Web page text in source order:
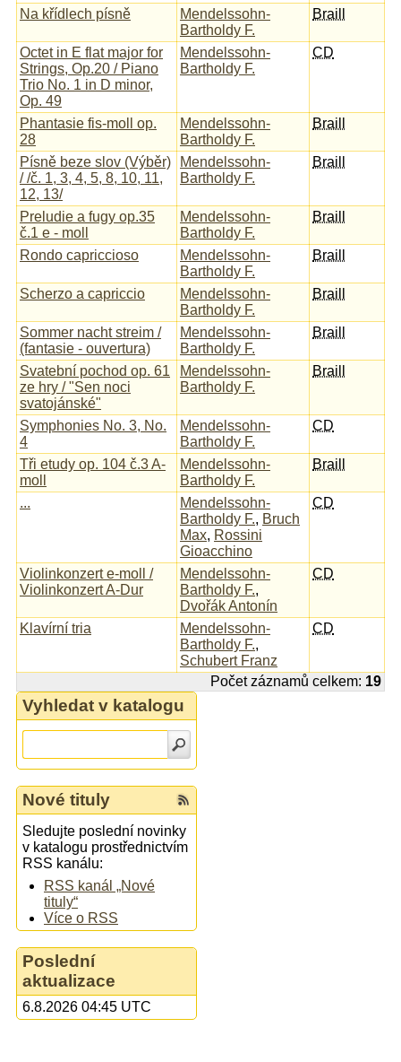
Na křídlech písně
Mendelssohn-
Bartholdy F.
Braill
Octet in E flat major for
Strings, Op.20 / Piano
Trio No. 1 in D minor,
Op. 49
Mendelssohn-
Bartholdy F.
CD
Phantasie fis-moll op.
28
Mendelssohn-
Bartholdy F.
Braill
Písně beze slov (Výběr)
/ /č. 1, 3, 4, 5, 8, 10, 11,
12, 13/
Mendelssohn-
Bartholdy F.
Braill
Preludie a fugy op.35
č.1 e - moll
Mendelssohn-
Bartholdy F.
Braill
Rondo capriccioso
Mendelssohn-
Bartholdy F.
Braill
Scherzo a capriccio
Mendelssohn-
Bartholdy F.
Braill
Sommer nacht streim /
(fantasie - ouvertura)
Mendelssohn-
Bartholdy F.
Braill
Svatební pochod op. 61
ze hry / "Sen noci
svatojánské"
Mendelssohn-
Bartholdy F.
Braill
Symphonies No. 3, No.
4
Mendelssohn-
Bartholdy F.
CD
Tři etudy op. 104 č.3 A-
moll
Mendelssohn-
Bartholdy F.
Braill
...
Mendelssohn-
Bartholdy F., Bruch
Max, Rossini
Gioacchino
CD
Violinkonzert e-moll /
Violinkonzert A-Dur
Mendelssohn-
Bartholdy F.,
Dvořák Antonín
CD
Klavírní tria
Mendelssohn-
Bartholdy F.,
Schubert Franz
CD
Počet záznamů celkem: 19
Vyhledat v katalogu
Nové tituly
Sledujte poslední novinky
v katalogu prostřednictvím
RSS kanálu:
RSS kanál „Nové
tituly“
Více o RSS
Poslední
aktualizace
6.8.2026 04:45 UTC